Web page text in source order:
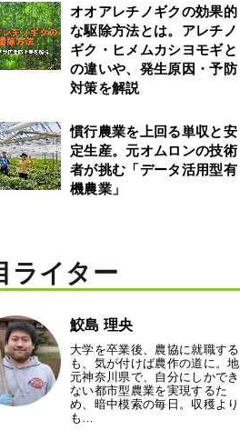
オオアレチノギクの効果的
な駆除方法とは。アレチノ
ギク・ヒメムカシヨモギと
の違いや、発生原因・予防
対策を解説
慣行農業を上回る単収と安
定生産。元オムロンの技術
者が挑む「データ活用型有
機農業」
ライター
鮫島 理央
大学を卒業後、農協に就職する
も、気が付けば農作の道に。地
元神奈川県で、自分にしかでき
ない都市型農業を実現するた
め、暗中模索の毎日。収穫より
も…